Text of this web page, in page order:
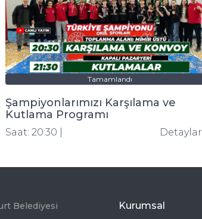
Tamamlandı
Şampiyonlarımızı Karşılama ve
Kutlama Programı
Saat: 20:30 | Detaylar
Belediyesi
Kurumsal